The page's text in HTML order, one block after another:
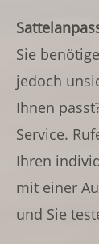
Sie
jedoch
Ihnen
Service.
Ihren
mit einer
und Sie